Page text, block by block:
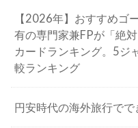
【2026年】おすすめゴ
有の専門家兼FPが「絶
カードランキング。5ジ
較ランキング
円安時代の海外旅行で